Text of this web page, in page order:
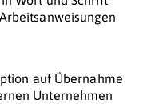
auf Übernahme
Unternehmen